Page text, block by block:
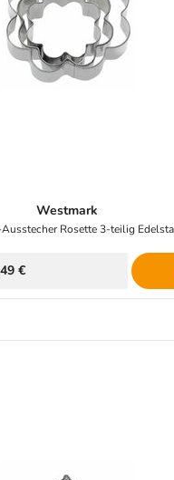
Westmark
Ausstecher Rosette 3-teilig
€